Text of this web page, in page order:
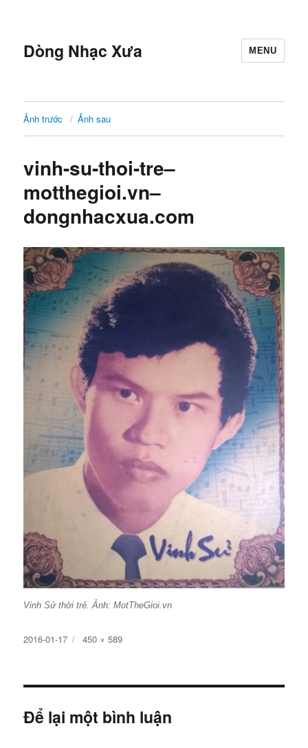
Dòng Nhạc Xưa MENU
Ảnh trước Ảnh sau
vinh-su-thoi-tre–
motthegioi.vn–
dongnhacxua.com
Vinh Sử thời trẻ. Ảnh: MotTheGioi.vn
Đăng
2016-01-17
Kích
đủ
450 × 589
Để lại một bình luận